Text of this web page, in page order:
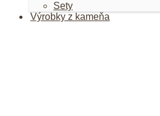
Sety
Výrobky z kameňa